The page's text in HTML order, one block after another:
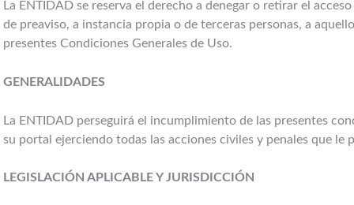
La ENTIDAD se reserva el derecho a denegar o retirar el
de preaviso, a instancia propia o de terceras personas, a
presentes Condiciones Generales de Uso.
GENERALIDADES
La ENTIDAD perseguirá el incumplimiento de las presentes
su portal ejerciendo todas las acciones civiles y penales que le
LEGISLACIÓN APLICABLE Y JURISDICCIÓN